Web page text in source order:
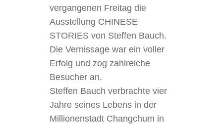
vergangenen Freitag die
Ausstellung CHINESE
STORIES von Steffen Bauch.
Die Vernissage war ein voller
Erfolg und zog zahlreiche
Besucher an.
Steffen Bauch verbrachte vier
Jahre seines Lebens in der
Millionenstadt Changchum in